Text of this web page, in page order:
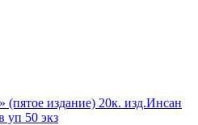
издание) 20к. изд.Инсан
уп 50 экз